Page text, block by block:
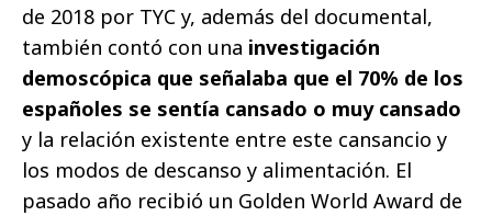
de 2018 por TYC y, además del documental,
también contó con una investigación
demoscópica que señalaba que el 70% de los
españoles se sentía cansado o muy cansado
y la relación existente entre este cansancio y
los modos de descanso y alimentación. El
pasado año recibió un Golden World Award de